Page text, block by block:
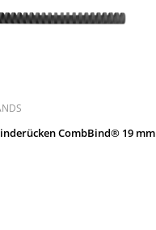
CombBind® 19 mm